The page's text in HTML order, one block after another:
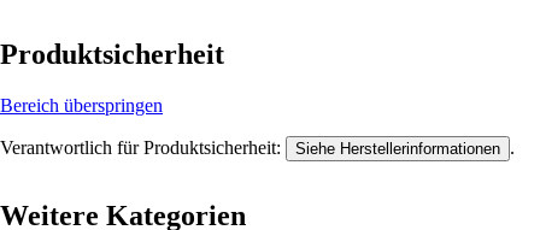
Produktsicherheit
Bereich überspringen
Verantwortlich für Produktsicherheit: Siehe Herstellerinformationen .
Weitere Kategorien